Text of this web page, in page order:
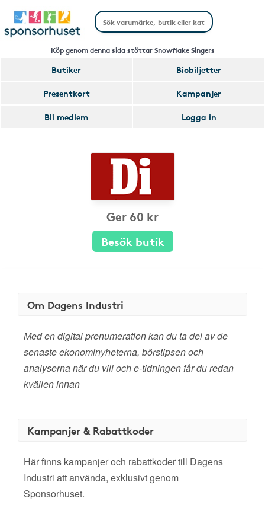
Köp genom denna sida stöttar Snowflake Singers
Butiker
Biobiljetter
Presentkort
Kampanjer
Bli medlem
Logga in
Ger 60 kr
Besök butik
Om Dagens Industri
Med en digital prenumeration kan du ta del av de
senaste ekonominyheterna, börstipsen och
analyserna när du vill och e-tidningen får du redan
kvällen innan
Kampanjer & Rabattkoder
Här finns kampanjer och rabattkoder till Dagens
Industri att använda, exklusivt genom
Sponsorhuset.